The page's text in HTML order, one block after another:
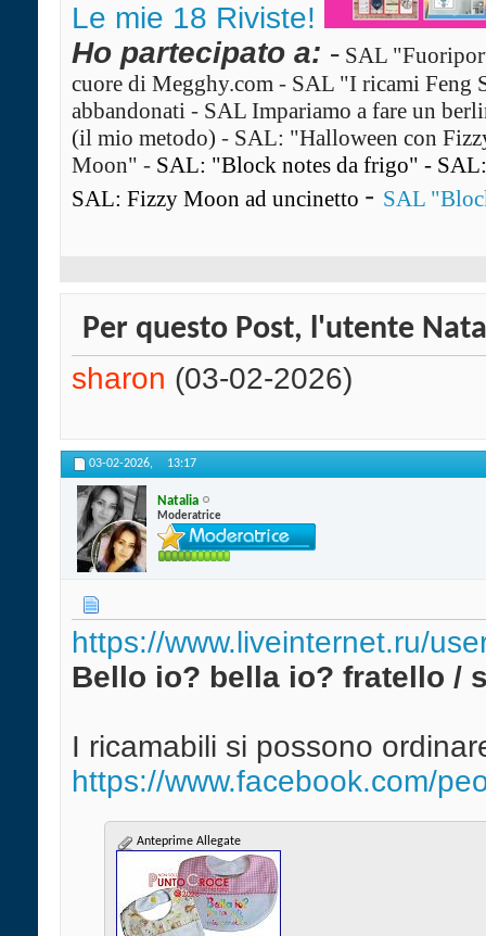
Le mie 18 Riviste!
Ho partecipato a: - SAL
cuore di Megghy.com - SAL "I ricami Feng
abbandonati - SAL Impariamo a fare un
(il mio metodo) - SAL: "Halloween con
Moon" - SAL: "Block notes da frigo" -
SAL: Fizzy Moon ad uncinetto - SAL
Per questo Post, l'utente
sharon (03-02-2026)
03-02-2026, 13:17
Natalia
Moderatrice
https://www.liveinternet.ru/
Bello io? bella io? fratello /
I ricamabili si possono
https://www.facebook.com/
Anteprime Allegate